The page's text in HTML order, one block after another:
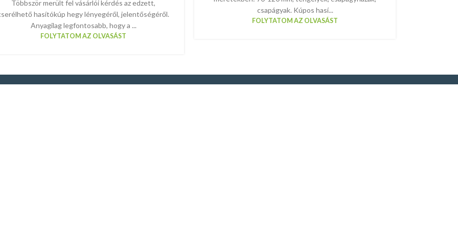
Többször merült fel vásárlói kérdés az edzett,
hasítókúp hegy lényegéről, jelentőségéről.
Anyagilag legfontosabb, hogy a ...
FOLYTATOM AZ OLVASÁST
csapágyak. Kúpos hasí...
FOLYTATOM AZ OLVASÁST